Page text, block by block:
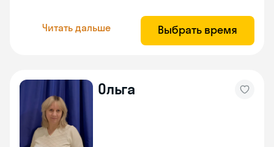
Читать дальше Выбрать время
Ольга